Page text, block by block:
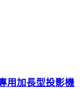
用加長型投影機